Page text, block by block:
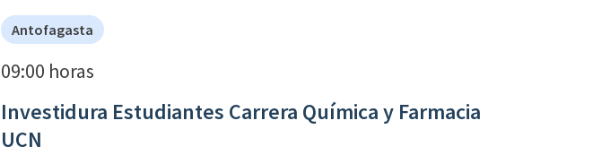
Antofagasta
09:00 horas
Investidura Estudiantes Carrera Química y Farmacia
UCN